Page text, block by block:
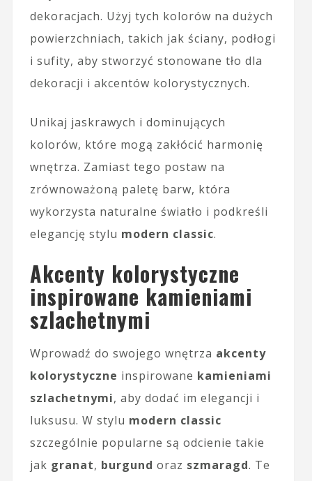
dekoracjach. Użyj tych kolorów na dużych
powierzchniach, takich jak ściany, podłogi
i sufity, aby stworzyć stonowane tło dla
dekoracji i akcentów kolorystycznych.
Unikaj jaskrawych i dominujących
kolorów, które mogą zakłócić harmonię
wnętrza. Zamiast tego postaw na
zrównoważoną paletę barw, która
wykorzysta naturalne światło i podkreśli
elegancję stylu modern classic.
Akcenty kolorystyczne
inspirowane kamieniami
szlachetnymi
Wprowadź do swojego wnętrza akcenty
kolorystyczne inspirowane kamieniami
szlachetnymi, aby dodać im elegancji i
luksusu. W stylu modern classic
szczególnie popularne są odcienie takie
jak granat, burgund oraz szmaragd. Te